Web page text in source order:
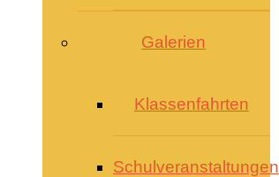
Galerien
Klassenfahrten
Schulveranstaltungen